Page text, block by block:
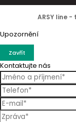
ARSY line
Upozornění
Zavřít
Kontaktujte nás